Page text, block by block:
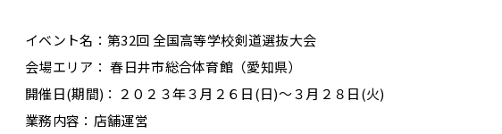
イベント名：第32回 全国高等学校剣道選抜大会
会場エリア： 春日井市総合体育館（愛知県）
開催日(期間)：２０２３年３月２６日(日)～３月２８日(火)
業務内容：店舗運営